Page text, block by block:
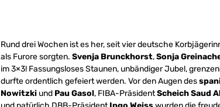
Rund drei Wochen ist es her, seit vier deutsche
als Furore sorgten. Svenja Brunckhorst,Sonja
im 3×3! Fassungsloses Staunen, unbändiger Jubel,
durfte ordentlich gefeiert werden. Vor den Augen des
Nowitzki und Pau Gasol, FIBA-PräsidentScheichSaud